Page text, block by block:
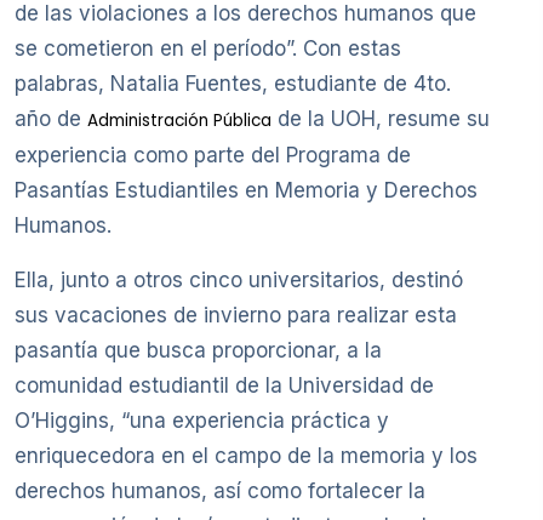
de las violaciones a los derechos humanos que
se cometieron en el período”. Con estas
palabras, Natalia Fuentes, estudiante de 4to.
año de Administración Pública de la UOH, resume su
experiencia como parte del Programa de
Pasantías Estudiantiles en Memoria y Derechos
Humanos.
Ella, junto a otros cinco universitarios, destinó
sus vacaciones de invierno para realizar esta
pasantía que busca proporcionar, a la
comunidad estudiantil de la Universidad de
O’Higgins, “una experiencia práctica y
enriquecedora en el campo de la memoria y los
derechos humanos, así como fortalecer la